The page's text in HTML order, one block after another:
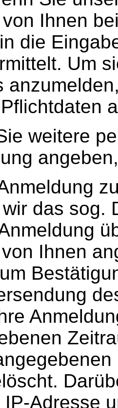
Ihnen
die
Um
weitere
das sog.
Ihnen
Adresse